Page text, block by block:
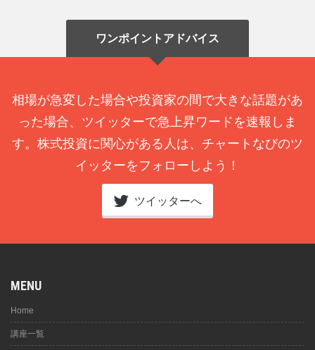
ワンポイントアドバイス
相場が急変した場合や投資家の間で大きな話題があ
った場合、ツイッターで急上昇ワードを速報しま
す。株式投資に関心がある人は、チャートなびのツ
イッターをフォローしよう！
ツイッターへ
MENU
Home
講座一覧